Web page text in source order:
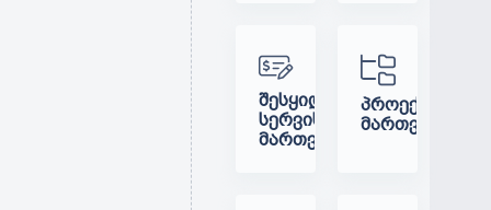
ᲨᲔᲡᲧᲘᲓᲕᲔᲑᲘᲡ
ᲡᲔᲠᲕᲘᲡᲔᲑᲘᲡ
ᲛᲐᲠᲗᲕᲐ
ᲞᲠᲝᲔᲥᲢᲔᲑᲘᲡ
ᲛᲐᲠᲗᲕᲐ